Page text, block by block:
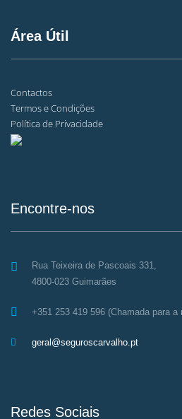
Área Útil
Contactos
Termos e Condições
Política de Privacidade
Encontre-nos
Rua Teixeira de Pascoais 331,
4800-023 Guimarães
+351 253 419 596 (Chamada para a
geral@seguroscarvalho.pt
Redes Sociais